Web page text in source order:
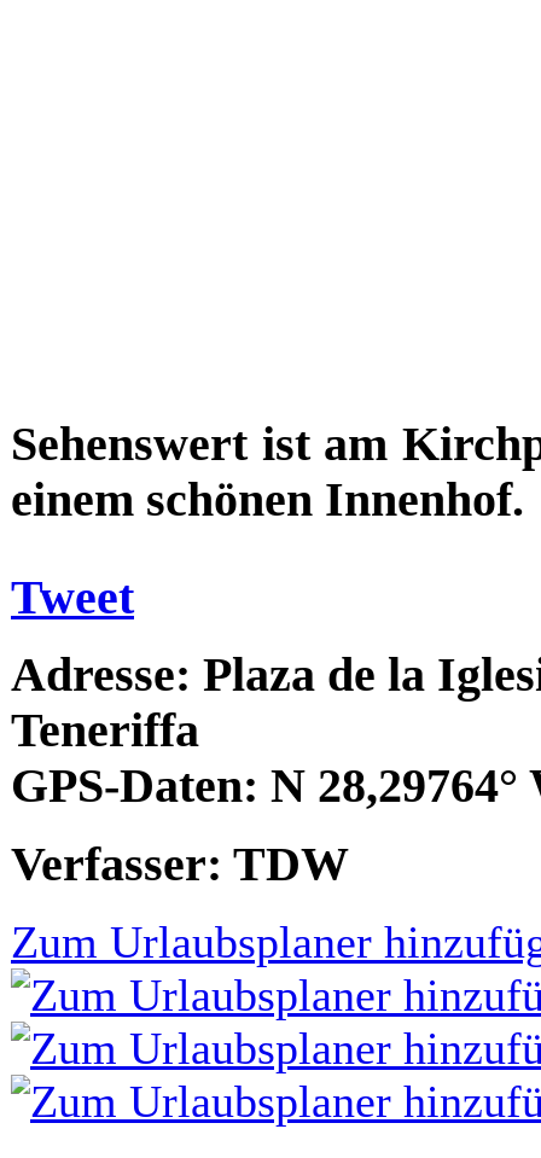
Sehenswert ist am
einem schönen Innenhof.
Tweet
Adresse: Plaza de la
Teneriffa
GPS-Daten: N 28,29764°
Verfasser: TDW
Zum Urlaubsplaner